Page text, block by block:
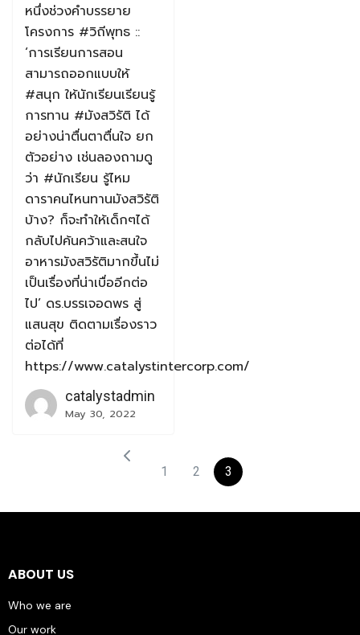
หนึ่งช่วงคําบรรยาย
โครงการ #วิถีพุทธ ::
‘การเรียนการสอน
สามารถออกแบบให้
#สนุก ให้นักเรียนเรียนรู้
การทาน #มังสวิรัติ ได้
อย่างน่าตื่นตาตื่นใจ ยก
ตัวอย่าง เช่นลองถามดู
ว่า #นักเรียน รู้ไหม
ดาราคนไหนทานมังสวิรัติ
บ้าง? ก็จะทำให้เด็กๆได้
กลับไปค้นคว้าและสนใจ
อาหารมังสวิรัติมากขึ้นไม่
เป็นเรื่องที่น่าเบื่ออีกต่อ
ไป’ ดร.บรรเจอดพร สู่
แสนสุข ติดตามเรื่องราว
ต่อได้ที่
https://www.catalystintercorp.com/
catalystadmin
May 30, 2022
1 2 3
ABOUT US
Who we are
Our work